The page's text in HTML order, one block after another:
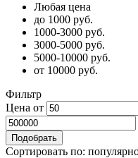
Любая цена
до 1000 руб.
1000-3000 руб.
3000-5000 руб.
5000-10000 руб.
от 10000 руб.
Фильтр
Цена от
Сортировать по: